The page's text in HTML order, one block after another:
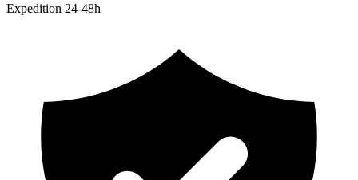
Expedition 24-48h